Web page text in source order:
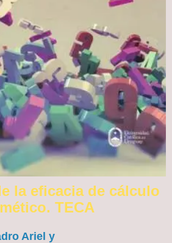
la eficacia de cálculo
TECA
Ariel y